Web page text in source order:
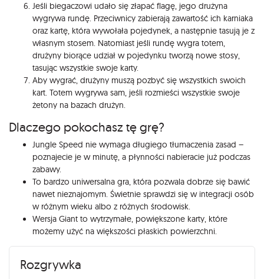
Jeśli biegaczowi udało się złapać flagę, jego drużyna
wygrywa rundę. Przeciwnicy zabierają zawartość ich karniaka
oraz kartę, która wywołała pojedynek, a następnie tasują je z
własnym stosem. Natomiast jeśli rundę wygra totem,
drużyny biorące udział w pojedynku tworzą nowe stosy,
tasując wszystkie swoje karty.
Aby wygrać, drużyny muszą pozbyć się wszystkich swoich
kart. Totem wygrywa sam, jeśli rozmieści wszystkie swoje
żetony na bazach drużyn.
Dlaczego pokochasz tę grę?
Jungle Speed nie wymaga długiego tłumaczenia zasad –
poznajecie je w minutę, a płynności nabieracie już podczas
zabawy.
To bardzo uniwersalna gra, która pozwala dobrze się bawić
nawet nieznajomym. Świetnie sprawdzi się w integracji osób
w różnym wieku albo z różnych środowisk.
Wersja Giant to wytrzymałe, powiększone karty, które
możemy użyć na większości płaskich powierzchni.
Rozgrywka